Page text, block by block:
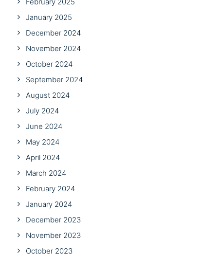
January 2025
December 2024
November 2024
October 2024
September 2024
August 2024
July 2024
June 2024
May 2024
April 2024
March 2024
February 2024
January 2024
December 2023
November 2023
October 2023